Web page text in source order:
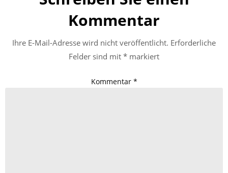
Kommentar
Ihre E-Mail-Adresse wird nicht veröffentlicht. Erforderliche
Felder sind mit * markiert
Kommentar *